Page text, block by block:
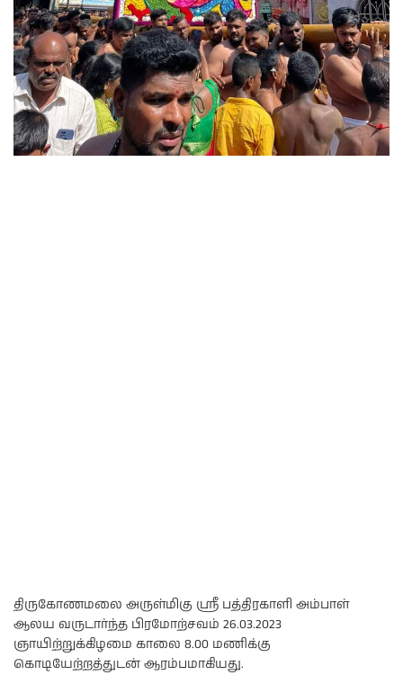
திருகோணமலை அருள்மிகு ஸ்ரீ பத்திரகாளி அம்பாள்
ஆலய வருடார்ந்த பிரமோற்சவம் 26.03.2023
ஞாயிற்றுக்கிழமை காலை 8.00 மணிக்கு
கொடியேற்றத்துடன் ஆரம்பமாகியது.